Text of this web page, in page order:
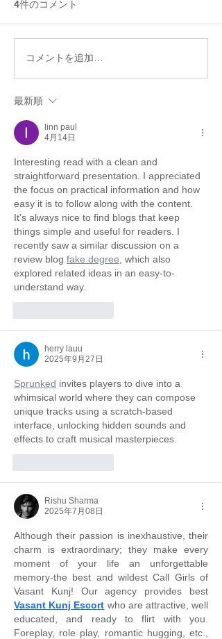
飲む点滴・飲む美容液──
米糀甘酒がもたらす6つの
健康メリット
4件のコメント
コメントを追加…
最新順
linn paul
4月14日
Interesting read with a clean and
straightforward presentation. I appreciated
the focus on practical information and how
easy it is to follow along with the content.
It’s always nice to find blogs that keep
things simple and useful for readers. I
recently saw a similar discussion on a
review blog fake degree , which also
explored related ideas in an easy-to-
understand way.
herry lauu
2025年9月27日
Sprunked invites players to dive into a
whimsical world where they can compose
unique tracks using a scratch-based
interface, unlocking hidden sounds and
effects to craft musical masterpieces.
Rishu Sharma
2025年7月08日
Although their passion is inexhaustive, their
charm is extraordinary; they make every
moment of your life an unforgettable
memory-the best and wildest Call Girls of
Vasant Kunj Escort who are attractive, well
educated, and ready to flirt with you.
Foreplay, role play, romantic hugging, etc.,